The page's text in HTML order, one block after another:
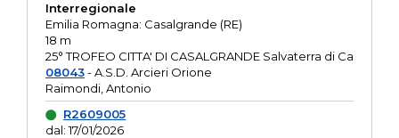
Interregionale
Emilia Romagna: Casalgrande (RE)
18 m
25° TROFEO CITTA' DI CASALGRANDE Salvaterra di Ca
08043- A.S.D. Arcieri Orione
Raimondi, Antonio
R2609005
dal: 17/01/2026